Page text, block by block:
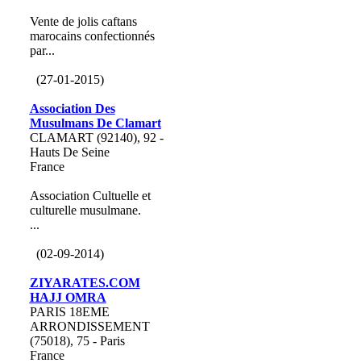
Vente de jolis caftans
marocains confectionnés
par...
(27-01-2015)
Association Des
Musulmans De Clamart
CLAMART (92140), 92 -
Hauts De Seine
France
Association Cultuelle et
culturelle musulmane.
...
(02-09-2014)
ZIYARATES.COM
HAJJ OMRA
PARIS 18EME
ARRONDISSEMENT
(75018), 75 - Paris
France